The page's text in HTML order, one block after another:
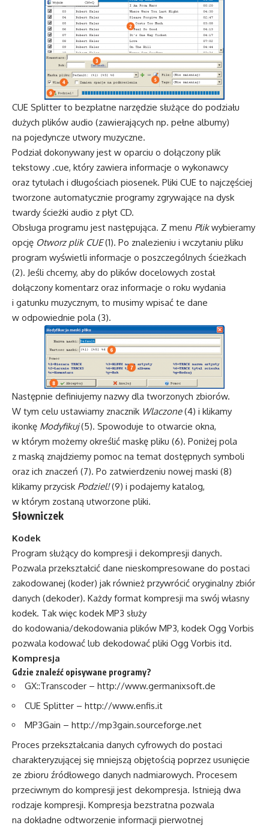
CUE Splitter to bezpłatne narzędzie służące do podziału
dużych plików audio (zawierających np. pełne albumy)
na pojedyncze utwory muzyczne.
Podział dokonywany jest w oparciu o dołączony plik
tekstowy .cue, który zawiera informacje o wykonawcy
oraz tytułach i długościach piosenek. Pliki CUE to najczęściej
tworzone automatycznie programy zgrywające na dysk
twardy ścieżki audio z płyt CD.
Obsługa programu jest następująca. Z menu Plikwybieramy
opcję Otworz plik CUE(1). Po znalezieniu i wczytaniu pliku
program wyświetli informacje o poszczególnych ścieżkach
(2). Jeśli chcemy, aby do plików docelowych został
dołączony komentarz oraz informacje o roku wydania
i gatunku muzycznym, to musimy wpisać te dane
w odpowiednie pola (3).
Następnie definiujemy nazwy dla tworzonych zbiorów.
W tym celu ustawiamy znacznik Wlaczone(4) i klikamy
ikonkę Modyfikuj(5). Spowoduje to otwarcie okna,
w którym możemy określić maskę pliku (6). Poniżej pola
z maską znajdziemy pomoc na temat dostępnych symboli
oraz ich znaczeń (7). Po zatwierdzeniu nowej maski (8)
klikamy przycisk Podziel!(9) i podajemy katalog,
w którym zostaną utworzone pliki.
Słowniczek
Kodek
Program służący do kompresji i dekompresji danych.
Pozwala przekształcić dane nieskompresowane do postaci
zakodowanej (koder) jak również przywrócić oryginalny zbiór
danych (dekoder). Każdy format kompresji ma swój własny
kodek. Tak więc kodek MP3 służy
do kodowania/dekodowania plików MP3, kodek Ogg Vorbis
pozwala kodować lub dekodować pliki Ogg Vorbis itd.
Kompresja
Gdzie znaleźć opisywane programy?
GX::Transcoder – http://www.germanixsoft.de
CUE Splitter – http://www.enfis.it
MP3Gain – http://mp3gain.sourceforge.net
Proces przekształcania danych cyfrowych do postaci
charakteryzującej się mniejszą objętością poprzez usunięcie
ze zbioru źródłowego danych nadmiarowych. Procesem
przeciwnym do kompresji jest dekompresja. Istnieją dwa
rodzaje kompresji. Kompresja bezstratna pozwala
na dokładne odtworzenie informacji pierwotnej